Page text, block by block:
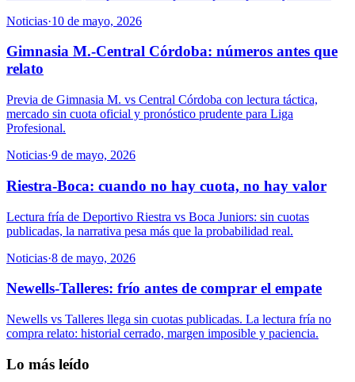
Noticias·10 de mayo, 2026
Gimnasia M.-Central Córdoba: números antes que
relato
Previa de Gimnasia M. vs Central Córdoba con lectura táctica,
mercado sin cuota oficial y pronóstico prudente para Liga
Profesional.
Noticias·9 de mayo, 2026
Riestra-Boca: cuando no hay cuota, no hay valor
Lectura fría de Deportivo Riestra vs Boca Juniors: sin cuotas
publicadas, la narrativa pesa más que la probabilidad real.
Noticias·8 de mayo, 2026
Newells-Talleres: frío antes de comprar el empate
Newells vs Talleres llega sin cuotas publicadas. La lectura fría no
compra relato: historial cerrado, margen imposible y paciencia.
Lo más leído